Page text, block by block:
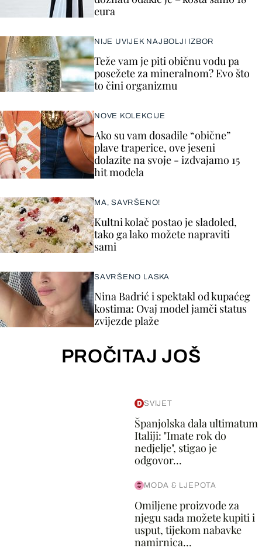
eura
NIJE UVIJEK NAJBOLJI IZBOR
Teže vam je piti običnu vodu pa
posežete za mineralnom? Evo što
to čini organizmu
NOVE KOLEKCIJE
Ako su vam dosadile “obične”
plave traperice, ove jeseni
dolazite na svoje - izdvajamo 15
hit modela
MA, SAVRŠENO!
Kultni kolač postao je sladoled,
tako ga lako možete napraviti
sami
SAVRŠENO LASKA
Nina Badrić i spektakl od kupaćeg
kostima: Ovaj model jamči status
zvijezde plaže
PROČITAJ JOŠ
SVIJET
Španjolska dala ultimatum
Italiji: "Imate rok do
nedjelje", stigao je
odgovor...
MODA & LJEPOTA
Omiljene proizvode za
njegu sada možete kupiti i
usput, tijekom nabavke
namirnica...